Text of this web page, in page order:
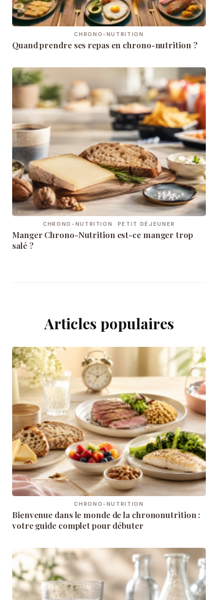
CHRONO-NUTRITION
Quand prendre ses repas en chrono-nutrition ?
CHRONO-NUTRITION PETIT DÉJEUNER
Manger Chrono-Nutrition est-ce manger trop
salé ?
Articles populaires
CHRONO-NUTRITION
Bienvenue dans le monde de la chrononutrition :
votre guide complet pour débuter